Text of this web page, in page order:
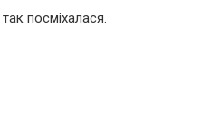
посміхалася.